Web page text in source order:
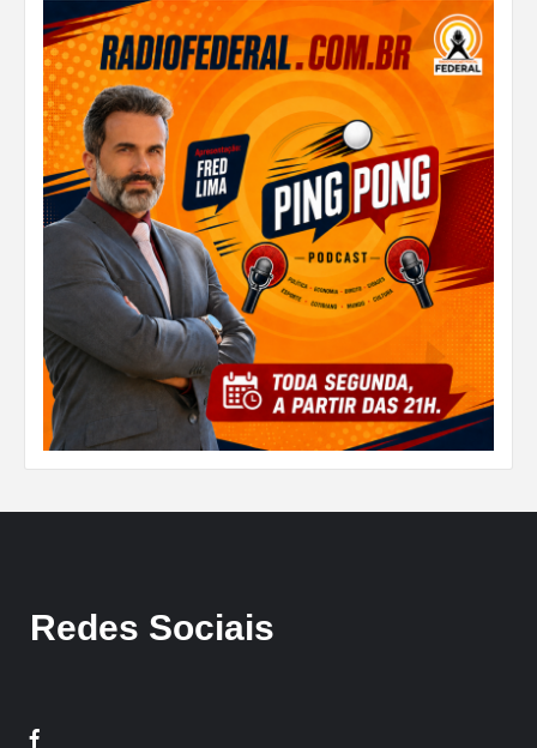
Redes Sociais
Facebook